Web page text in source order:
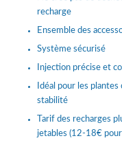
recharge
Ensemble des
Système sécurisé
Injection précise et
Idéal pour les
stabilité
Tarif des recharges
jetables (12-18€